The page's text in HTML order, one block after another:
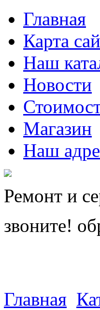
Главная
Карта
Наш
Новости
Магазин
Наш
Ремонт и
звоните!
Главная